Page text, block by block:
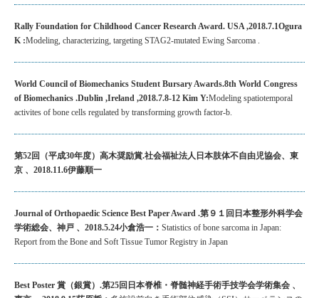
Rally Foundation for Childhood Cancer Research Award. USA ,2018.7.1Ogura
K :Modeling, characterizing, targeting STAG2-mutated Ewing Sarcoma .
World Council of Biomechanics Student Bursary Awards.8th World Congress
of Biomechanics .Dublin ,Ireland ,2018.7.8-12 Kim Y:Modeling spatiotemporal
activites of bone cells regulated by transforming growth factor-b.
第52回（平成30年度）高木奨励賞.社会福祉法人日本肢体不自由児協会、東
京 、2018.11.6伊藤順一
Journal of Orthopaedic Science Best Paper Award .第９１回日本整形外科学会
学術総会、神戸 、2018.5.24小倉浩一： Statistics of bone sarcoma in Japan:
Report from the Bone and Soft Tissue Tumor Registry in Japan
Best Poster 賞（銀賞）.第25回日本脊椎・脊髄神経手術手技学会学術集会 、